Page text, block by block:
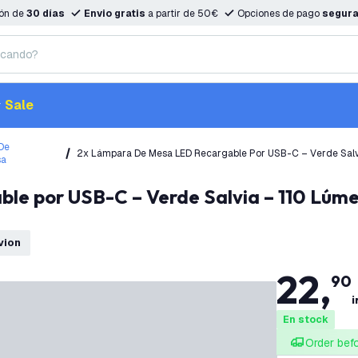
de30 días Envio gratis a partir de 50€ Opciones de pago
Sale
2x Lámpara De Mesa LED Recargable Por USB-C – Verde
22,90
En stock
Order